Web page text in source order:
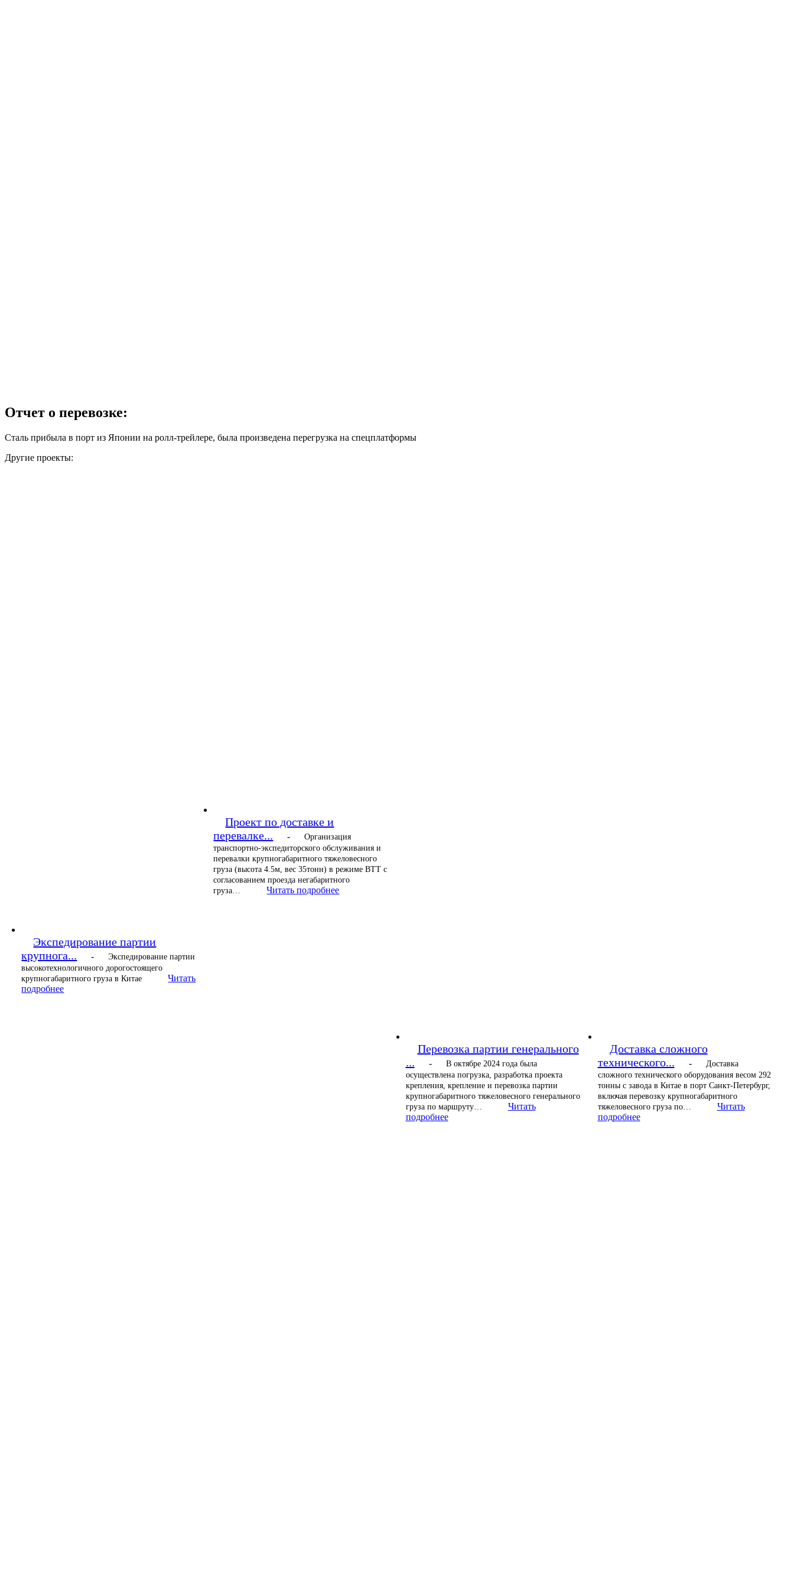
Отчет о перевозке:
Сталь прибыла в порт из Японии на ролл-трейлере, была произведена перегрузка на спецплатформы
Другие проекты:
Экспедирование партии
крупнога...
-
Экспедирование партии
высокотехнологичного дорогостоящего
крупногабаритного груза в Китае
Читать
подробнее
Проект по доставке и
перевалке...
-
Организация
транспортно-экспедиторского обслуживания и
перевалки крупногабаритного тяжеловесного
груза (высота 4.5м, вес 35тонн) в режиме ВТТ с
согласованием проезда негабаритного
груза…
Читать подробнее
Перевозка партии генерального
...
-
В октябре 2024 года была
осуществлена погрузка, разработка проекта
крепления, крепление и перевозка партии
крупногабаритного тяжеловесного генерального
груза по маршруту…
Читать
подробнее
Доставка сложного
технического...
-
Доставка
сложного технического оборудования весом 292
тонны с завода в Китае в порт Санкт-Петербург,
включая перевозку крупногабаритного
тяжеловесного груза по…
Читать
подробнее